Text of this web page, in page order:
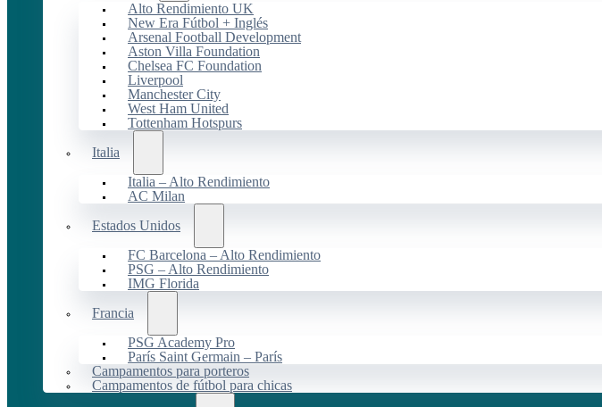
Alto Rendimiento UK
New Era Fútbol + Inglés
Arsenal Football Development
Aston Villa Foundation
Chelsea FC Foundation
Liverpool
Manchester City
West Ham United
Tottenham Hotspurs
Italia
Italia – Alto Rendimiento
AC Milan
Estados Unidos
FC Barcelona – Alto Rendimiento
PSG – Alto Rendimiento
IMG Florida
Francia
PSG Academy Pro
París Saint Germain – París
Campamentos para porteros
Campamentos de fútbol para chicas